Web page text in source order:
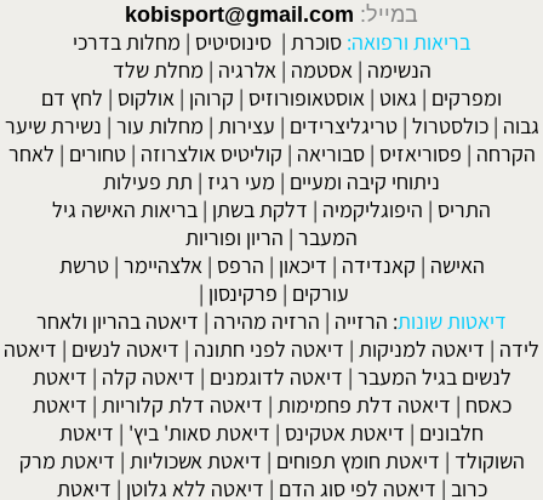
במייל: kobisport@gmail.com
בריאות ורפואה: סוכרת | סינוסיטיס | מחלות בדרכי
הנשימה | אסטמה | אלרגיה | מחלת שלד
ומפרקים | גאוט | אוסטאופורוזיס | קרוהן | אולקוס | לחץ דם
גבוה |כולסטרול |טריגליצרידים | עצירות | מחלות עור | נשירת שיער
הקרחה | פסוריאזיס |סבוריאה | קוליטיס אולצרוזה |טחורים | לאחר
ניתוחי קיבה ומעיים | מעי רגיז | תת פעילות
התריס | היפוגליקמיה | דלקת בשתן | בריאות האישה גיל
המעבר | הריון ופוריות
האישה | קאנדידה | דיכאון | הרפס | אלצהיימר |טרשת
עורקים | פרקינסון |
דיאטות שונות: הרזייה | הרזיה מהירה | דיאטה בהריון ולאחר
לידה | דיאטה למניקות | דיאטה לפני חתונה | דיאטה לנשים | דיאטה
לנשים בגיל המעבר | דיאטה לדוגמנים | דיאטה קלה | דיאטת
כאסח | דיאטה דלת פחמימות | דיאטה דלת קלוריות | דיאטת
חלבונים | דיאטת אטקינס | דיאטת סאות' ביץ' | דיאטת
השוקולד | דיאטת חומץ תפוחים | דיאטת אשכוליות | דיאטת מרק
כרוב | דיאטה לפי סוג הדם | דיאטה ללא גלוטן | דיאטת